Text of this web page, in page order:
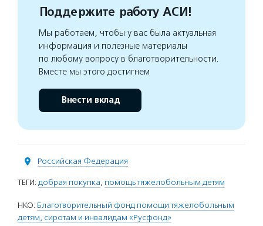
Поддержите работу АСИ!
Мы работаем, чтобы у вас была актуальная
информация и полезные материалы
по любому вопросу в благотворительности.
Вместе мы этого достигнем
Внести вклад
Российская Федерация
ТЕГИ: добрая покупка, помощь тяжелобольным детям
НКО: Благотворительный фонд помощи тяжелобольным
детям, сиротам и инвалидам «Русфонд»